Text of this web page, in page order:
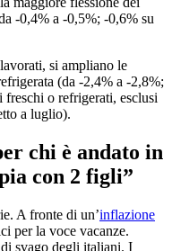
-0,4% a -0,5%; -0,6% su
si ampliano le
(da -2,4% a -2,8%;
o refrigerati, esclusi
a luglio).
chi è andato in
con 2 figli”
A fronte di un’inflazione
per la voce vacanze.
svago degli italiani. I